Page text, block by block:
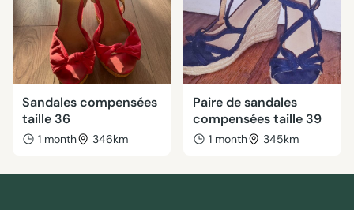
Sandales compensées
taille 36
1 month 346km
Paire de sandales
compensées taille 39
1 month 345km